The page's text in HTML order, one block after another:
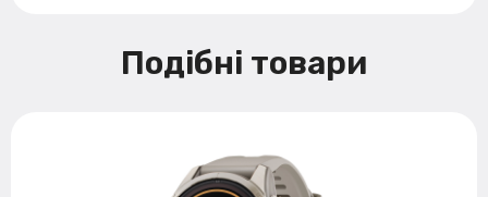
Подібні товари